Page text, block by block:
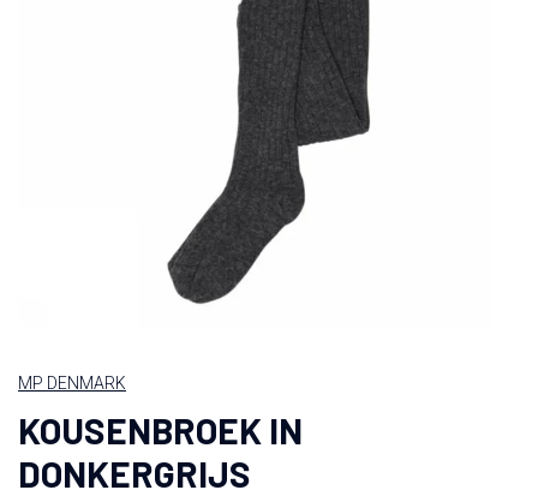
MP DENMARK
KOUSENBROEK IN
DONKERGRIJS